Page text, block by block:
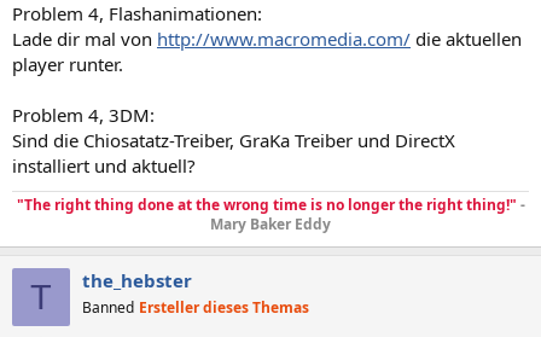
Problem 4, Flashanimationen:
Lade dir mal von http://www.macromedia.com/ die aktuellen
player runter.
Problem 4, 3DM:
Sind die Chiosatatz-Treiber, GraKa Treiber und DirectX
installiert und aktuell?
"The right thing done at the wrong time is no longer the right thing!" -
Mary Baker Eddy
T the_hebster
Banned Ersteller dieses Themas